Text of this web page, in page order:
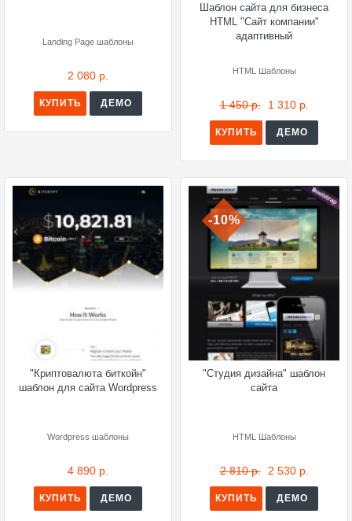
Landing Page шаблоны
2 080 р.
КУПИТЬ ДЕМО
Шаблон сайта для бизнеса
HTML "Сайт компании"
адаптивный
HTML Шаблоны
1 450 р. 1 310 р.
КУПИТЬ ДЕМО
"Криптовалюта биткойн"
шаблон для сайта Wordpress
Wordpress шаблоны
4 890 р.
КУПИТЬ ДЕМО
-10%
"Студия дизайна" шаблон
сайта
HTML Шаблоны
2 810 р. 2 530 р.
КУПИТЬ ДЕМО